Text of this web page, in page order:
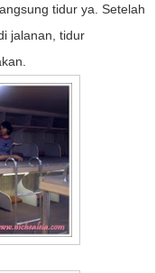
tidur ya. Setelah
jalanan, tidur